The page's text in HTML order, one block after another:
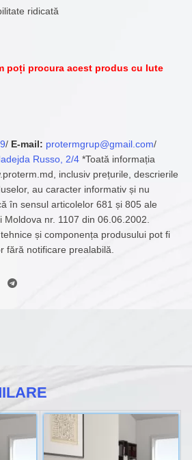
ridicată
poți procura acest produs cu Iute
/ E-mail: protermgrup@gmail.com/
Russo, 2/4 *Toată informația
inclusiv prețurile, descrierile
au caracter informativ și nu
în sensul articolelor 681 și 805 ale
Moldova nr. 1107 din 06.06.2002.
și componența produsului pot fi
fără notificare prealabilă.